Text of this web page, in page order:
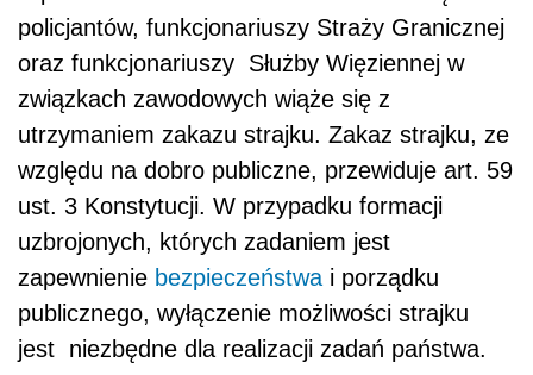
policjantów, funkcjonariuszy Straży Granicznej
oraz funkcjonariuszy Służby Więziennej w
związkach zawodowych wiąże się z
utrzymaniem zakazu strajku. Zakaz strajku, ze
względu na dobro publiczne, przewiduje art. 59
ust. 3 Konstytucji. W przypadku formacji
uzbrojonych, których zadaniem jest
zapewnienie bezpieczeństwa i porządku
publicznego, wyłączenie możliwości strajku
jest niezbędne dla realizacji zadań państwa.